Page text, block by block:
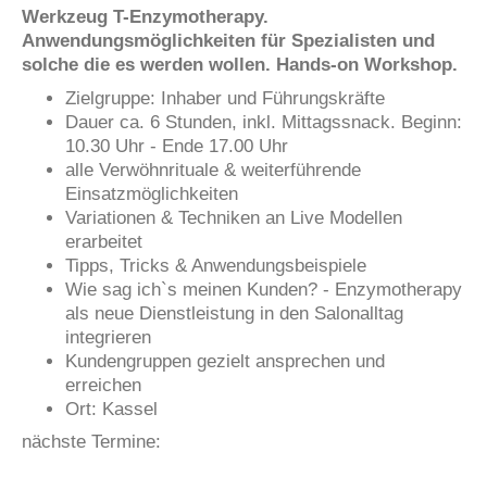
Werkzeug T-Enzymotherapy.
Anwendungsmöglichkeiten für Spezialisten und
solche die es werden wollen. Hands-on Workshop.
Zielgruppe: Inhaber und Führungskräfte
Dauer ca. 6 Stunden, inkl. Mittagssnack. Beginn:
10.30 Uhr - Ende 17.00 Uhr
alle Verwöhnrituale & weiterführende
Einsatzmöglichkeiten
Variationen & Techniken an Live Modellen
erarbeitet
Tipps, Tricks & Anwendungsbeispiele
Wie sag ich`s meinen Kunden? - Enzymotherapy
als neue Dienstleistung in den Salonalltag
integrieren
Kundengruppen gezielt ansprechen und
erreichen
Ort: Kassel
nächste Termine: